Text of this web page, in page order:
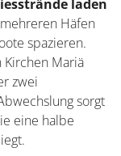
Krk auf dem
in mehreren
mit den
Anton über